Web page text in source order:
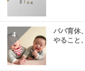
パパ育休
やること